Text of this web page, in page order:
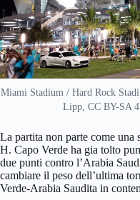
Miami Stadium / Hard Rock
Lipp, CC BY-SA
La partita non parte come una
H. Capo Verde ha gia tolto
due punti contro l’Arabia
cambiare il peso dell’ultima
Verde-Arabia Saudita in